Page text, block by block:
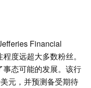
Financial
度远超大多数粉丝。
事态可能的发展。该行
元，并预测备受期待